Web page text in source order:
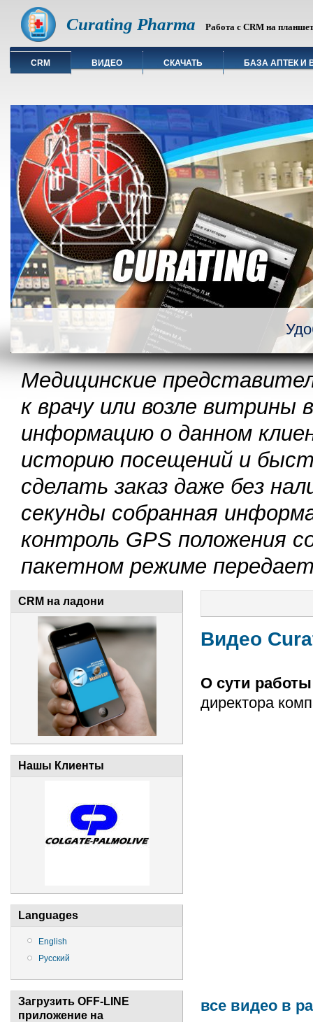
Curating Pharma Работа с CRM на
CRM ВИДЕО СКАЧАТЬ БАЗА АПТЕК И
Медицинские
к врачу или возле
информацию о данном
историю посещений и
сделать заказ даже без
секунды собранная
контроль GPS положения
пакетном режиме
CRM на ладони
Нашы Клиенты
Languages
English
Русский
Загрузить OFF-LINE
приложение на
Видео
О сути
директора
все видео в